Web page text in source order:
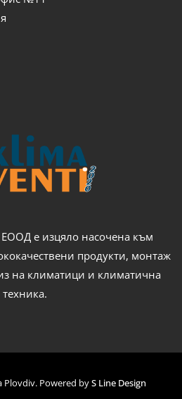
е изцяло насочена към
продукти, монтаж
на климатици и климатична
техника.
Plovdiv. Powered byS Line Design